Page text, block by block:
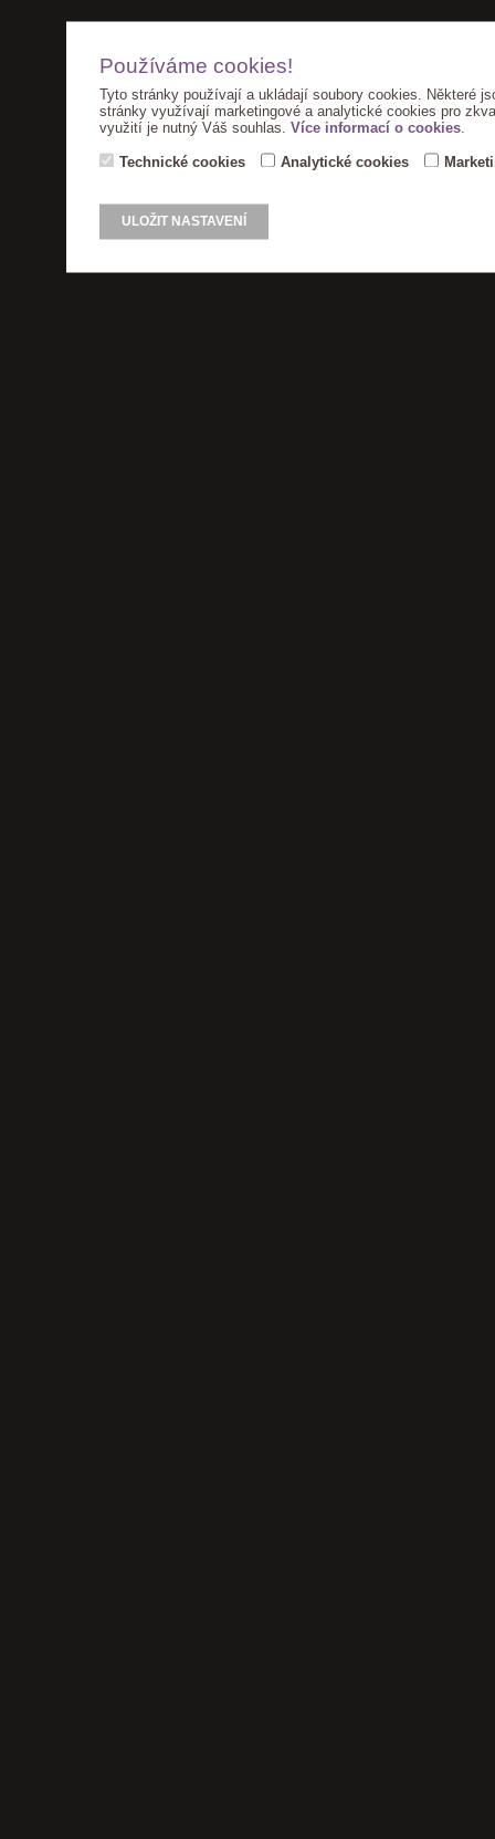
Používáme cookies!
Tyto stránky používají a ukládají soubory cookies. Některé
stránky využívají marketingové a analytické cookies pro
využití je nutný Váš souhlas. Více informací o cookies.
Technické cookies Analytické cookies
ULOŽIT NASTAVENÍ